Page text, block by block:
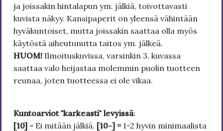
ja joissakin hintalapun ym. jälkiä, toivottavasti
kuvista näkyy. Kansipaperit on yleensä vähintään
hyväkuntoiset, mutta joissakin saattaa olla myös
käytöstä aiheutunutta taitos ym. jälkeä.
HUOM! Ilmoituskuvissa, varsinkin 3. kuvassa
saattaa valo heijastaa molemmin puolin tuotteen
reunaa, joten tuotteessa ei ole vikaa.
Kuntoarviot "karkeasti" levyissä:
[10] = Ei mitään jälkiä. [10-] = 1-2 hyvin minimaalista